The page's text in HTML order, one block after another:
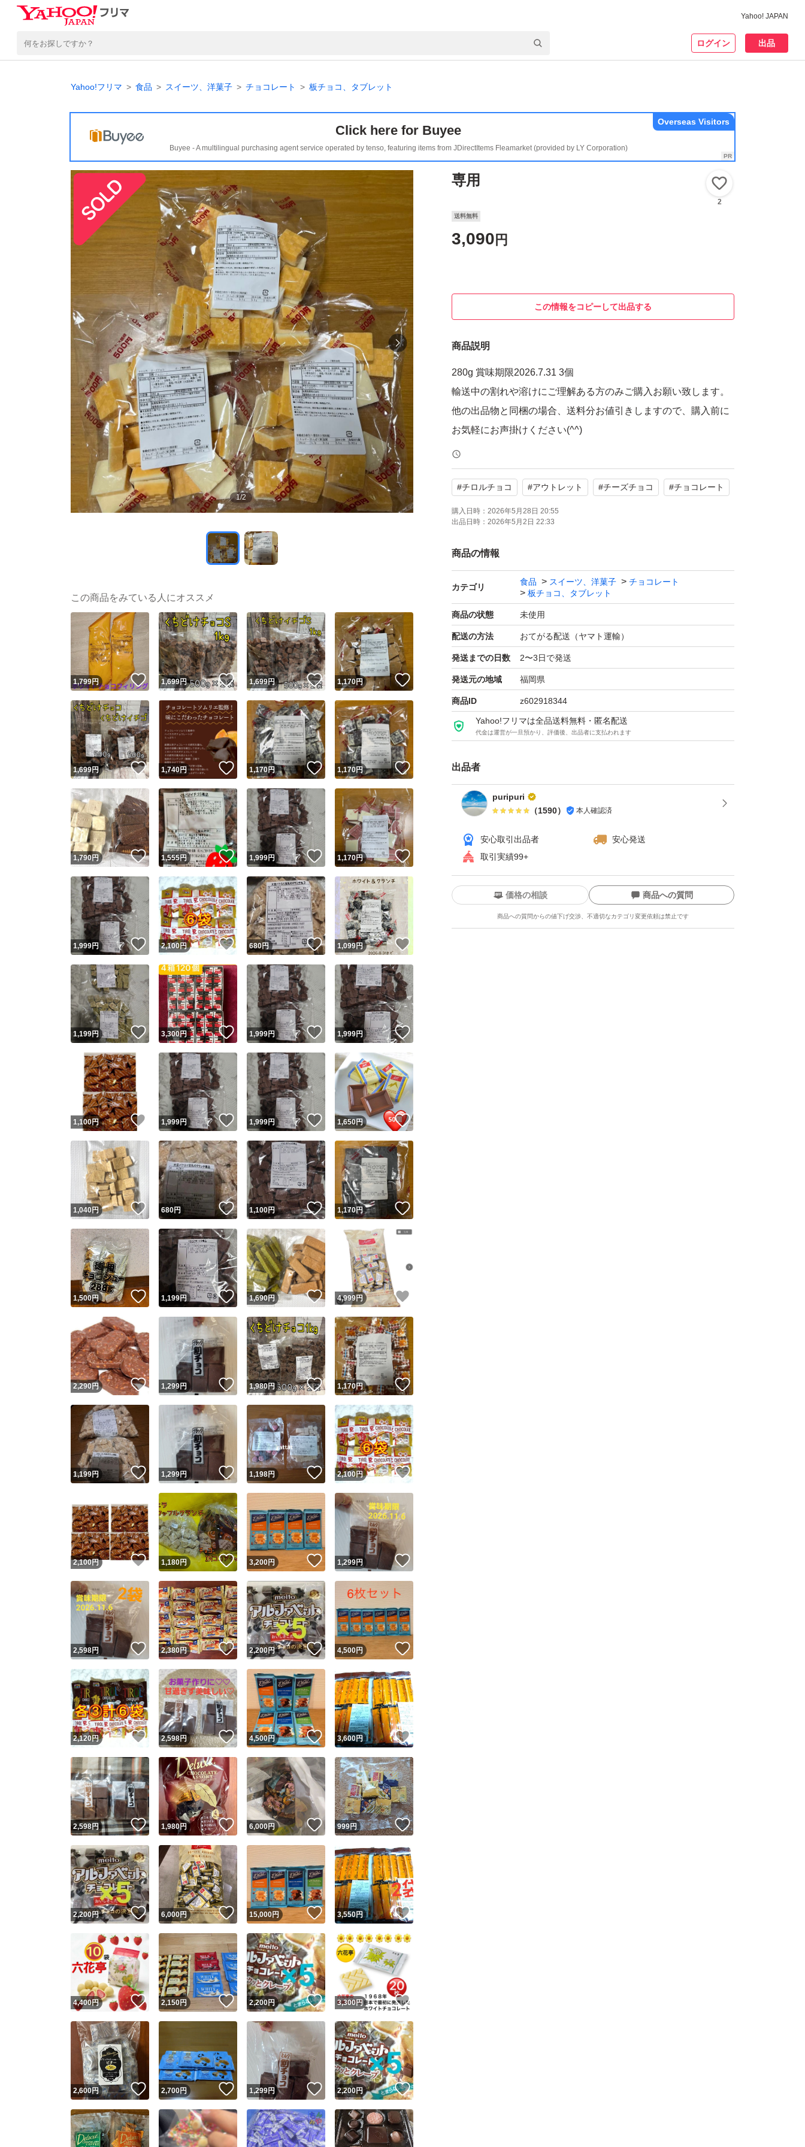
Yahoo! JAPAN
ログイン 出品
Yahoo!フリマ 食品 スイーツ、洋菓子 チョコレート 板チョコ、タブレット
Click here for Buyee
Buyee - A multilingual purchasing agent service operated by tenso, featuring items from JDirectItems Fleamarket (provided by LY Corporation)
Overseas Visitors
1/2
専用
2
送料無料
3,090 円
この情報をコピーして出品する
商品説明
280g 賞味期限2026.7.31 3個
輸送中の割れや溶けにご理解ある方のみご購入お願い致します。
他の出品物と同梱の場合、送料分お値引きしますので、購入前に
お気軽にお声掛けください(^^)
#チロルチョコ #アウトレット #チーズチョコ #チョコレート
購入日時： 2026年5月28日 20:55
出品日時： 2026年5月2日 22:33
商品の情報
カテゴリ
食品 スイーツ、洋菓子
チョコレート
板チョコ、タブレット
商品の状態 未使用
配送の方法 おてがる配送（ヤマト運輸）
発送までの日数 2〜3日で発送
発送元の地域 福岡県
商品ID z602918344
Yahoo!フリマは全品送料無料・匿名配送
代金は運営が一旦預かり、評価後、出品者に支払われます
出品者
puripuri
（1590） 本人確認済
安心取引出品者
安心発送
取引実績99+
ユーザーの実績について
Yahoo!フリマが定めた一定の基準を満たしたユーザーにバッジを付与しています
安心取引出品者
安心取引出品者 Yahoo!フリマの基準をクリアした安心・安全なユーザーです
取引実績
取引実績◯+ このユーザーはYahoo!フリマの取引を完了させた実績があります
他フリマ実績◯+ このユーザーは他フリマサービスでの取引実績があります
スピード&安心発送
※このバッジは実績に基づく表示であり、発送を保証しているものではありません
スピード＆安心発送
このユーザーは高頻度で24時間以内＆設定した発送日数内に発送してい
ます
スピード発送 このユーザーは高頻度で24時間以内に発送しています
安心発送 このユーザーは設定した発送日数内に発送しています
価格の相談 商品への質問
商品への質問からの値下げ交渉、不適切なカテゴリ変更依頼は禁止です
この商品の情報をコピーします
商品画像の無断転載は禁止されています
コピーは1商品につき1回です
出品ページへ
キャンセル
この商品をみている人にオススメ
1,799円 いいね！
1,699円 いいね！
1,699円 いいね！
1,170円
1,699円 いいね！
1,740円 いいね！
1,170円 いいね！
1,170円
1,790円 いいね！
1,555円 いいね！
1,999円 いいね！
1,170円
1,999円 いいね！
2,100円 いいね！
680円 いいね！
1,099円
1,199円 いいね！
3,300円 いいね！
1,999円 いいね！
1,999円 いいね！
1,100円 いいね！
1,999円 いいね！
1,999円 いいね！
1,650円 いいね！
1,040円 いいね！
680円 いいね！
1,100円 いいね！
1,170円
1,500円 いいね！
1,199円 いいね！
1,690円 いいね！
4,999円
2,290 円 いいね！
1,299円 いいね！
1,980円 いいね！
1,170円
1,199円 いいね！
1,299円 いいね！
1,198円 いいね！
2,100円 いいね！
2,100円 いいね！
1,180円 いいね！
3,200円 いいね！
1,299円
2,598円 いいね！
2,380円 いいね！
2,200円 いいね！
4,500円
2,120円 いいね！
2,598円 いいね！
4,500円 いいね！
3,600円 いいね！
2,598円 いいね！
1,980円 いいね！
6,000円 いいね！
999円 いいね！
2,200円 いいね！
6,000円 いいね！
15,000円 いいね！
3,550円 いいね！
4,400円 いいね！
2,150円 いいね！
2,200円 いいね！
3,300円
2,600円 いいね！
2,700円 いいね！
1,299円 いいね！
2,200円 いいね！